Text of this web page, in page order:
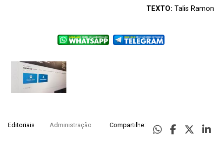
TEXTO: Talis Ramon
Editoriais Administração Compartilhe: